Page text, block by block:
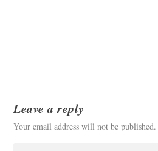
Leave a reply
Your email address will not be published.